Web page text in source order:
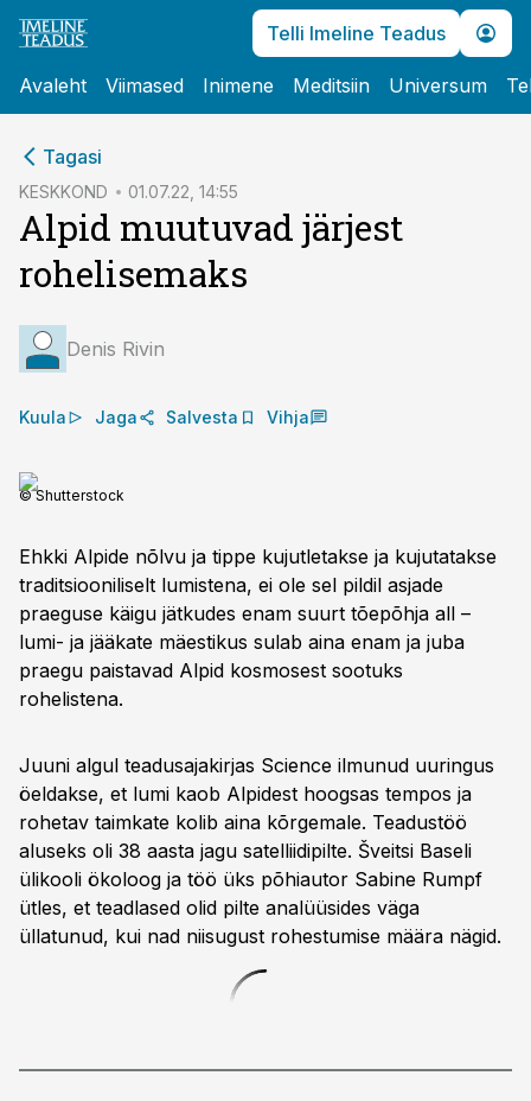
Telli Imeline Teadus
Avaleht Viimased Inimene Meditsiin Universum
Tagasi
KESKKOND 01.07.22, 14:55
Alpid muutuvad järjest
rohelisemaks
Denis Rivin
Kuula Jaga Salvesta Vihja
© Shutterstock
Ehkki Alpide nõlvu ja tippe kujutletakse ja kujutatakse
traditsiooniliselt lumistena, ei ole sel pildil asjade
praeguse käigu jätkudes enam suurt tõepõhja all –
lumi- ja jääkate mäestikus sulab aina enam ja juba
praegu paistavad Alpid kosmosest sootuks
rohelistena.
Juuni algul teadusajakirjas Science ilmunud uuringus
öeldakse, et lumi kaob Alpidest hoogsas tempos ja
rohetav taimkate kolib aina kõrgemale. Teadustöö
aluseks oli 38 aasta jagu satelliidipilte. Šveitsi Baseli
ülikooli ökoloog ja töö üks põhiautor Sabine Rumpf
ütles, et teadlased olid pilte analüüsides väga
üllatunud, kui nad niisugust rohestumise määra nägid.